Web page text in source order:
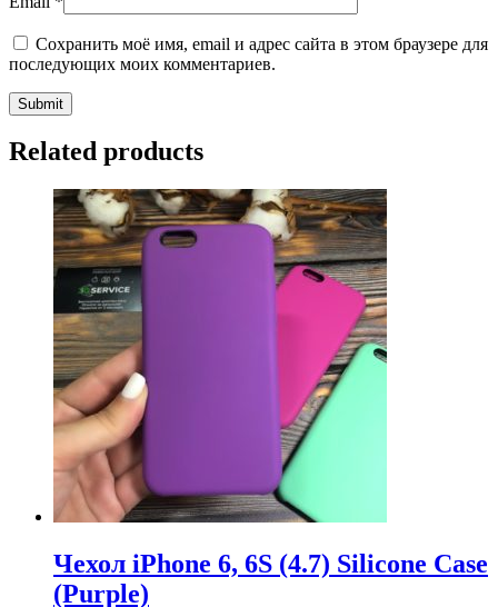
Сохранить моё имя, email и адрес сайта в этом браузере для
последующих моих комментариев.
Related products
Чехол iPhone 6, 6S (4.7) Silicone Case
(Purple)